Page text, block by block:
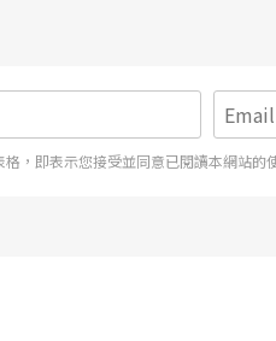
，即表示您接受並同意已閱讀本網站的